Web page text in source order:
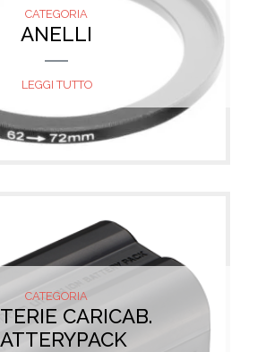
CATEGORIA
ANELLI
LEGGI TUTTO
CATEGORIA
CARICAB.